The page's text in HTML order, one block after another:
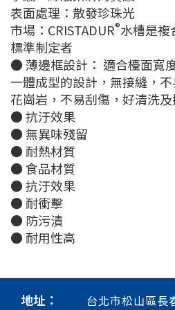
表面處理：散發珍珠光
市場：CRISTADUR®水槽是複
標準制定者
● 薄邊框設計： 適合檯面寬
一體成型的設計，無接縫，
花崗岩，不易刮傷，好清洗
● 抗汙效果
● 無異味殘留
● 耐熱材質
● 食品材質
● 抗汙效果
● 耐衝擊
● 防污漬
● 耐用性高
地址： 台北市松山區長